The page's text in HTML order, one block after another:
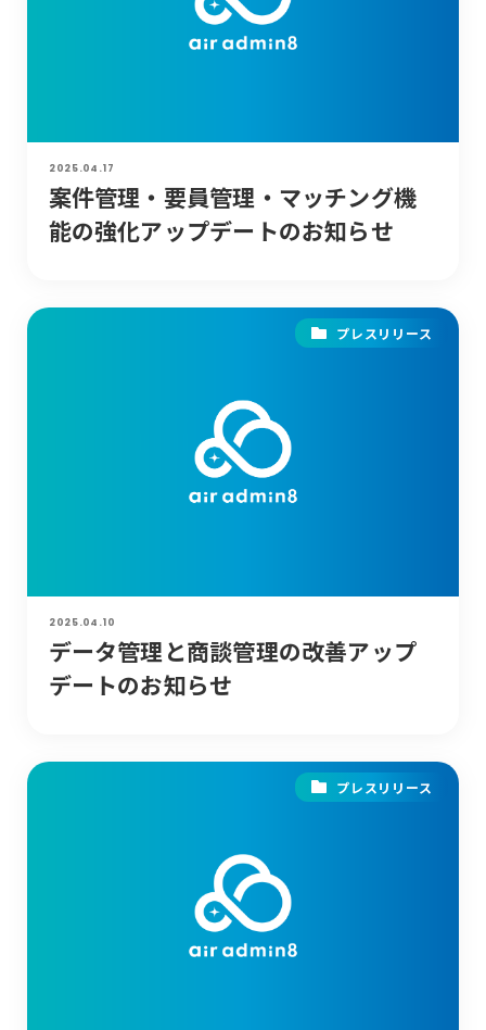
2025.04.17
案件管理・要員管理・マッチング機
能の強化アップデートのお知らせ
プレスリリース
2025.04.10
データ管理と商談管理の改善アップ
デートのお知らせ
プレスリリース